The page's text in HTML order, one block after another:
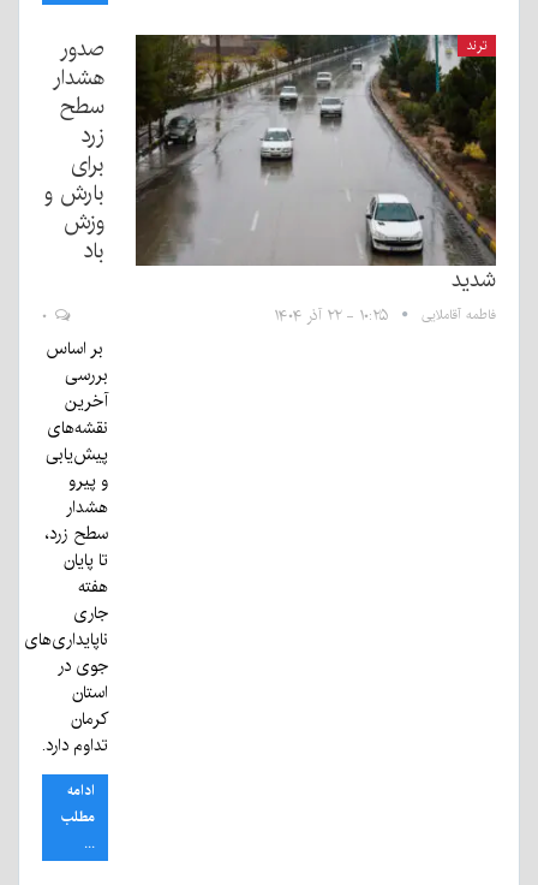
ترند
صدور
هشدار
سطح
زرد
برای
بارش و
وزش
باد
شدید
فاطمه آقاملایی ۱۰:۲۵ - ۲۲ آذر ۱۴۰۴
بر اساس
بررسی
آخرین
نقشه‌های
پیش‌یابی
و پیرو
هشدار
سطح زرد،
تا پایان
هفته
جاری
ناپایداری‌های
جوی در
استان
کرمان
تداوم دارد.
ادامه
مطلب
...